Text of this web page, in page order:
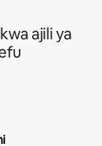
ajili ya